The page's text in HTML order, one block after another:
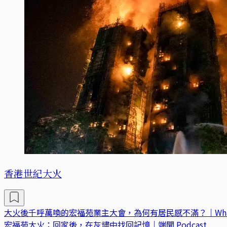
香港世紀大火
大火後千呼萬喚的宏福苑業主大會，為何有居民感不滿？｜
宏福苑大火：回家後，在灰燼中找回記憶｜端聞 Podcast